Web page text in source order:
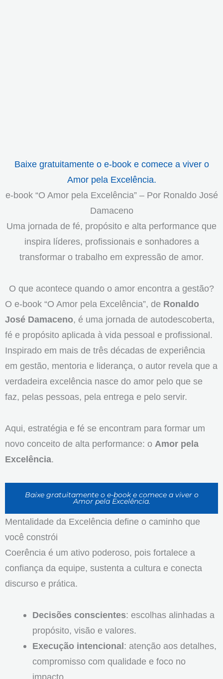
Baixe gratuitamente o e-book e comece a viver o
Amor pela Excelência.
e-book “O Amor pela Excelência” – Por Ronaldo José
Damaceno
Uma jornada de fé, propósito e alta performance que
inspira líderes, profissionais e sonhadores a
transformar o trabalho em expressão de amor.
O que acontece quando o amor encontra a gestão?
O e-book “O Amor pela Excelência”, de Ronaldo
José Damaceno, é uma jornada de autodescoberta,
fé e propósito aplicada à vida pessoal e profissional.
Inspirado em mais de três décadas de experiência
em gestão, mentoria e liderança, o autor revela que a
verdadeira excelência nasce do amor pelo que se
faz, pelas pessoas, pela entrega e pelo servir.
Aqui, estratégia e fé se encontram para formar um
novo conceito de alta performance: o Amor pela
Excelência.
Baixe gratuitamente o e-book e comece a viver o
Amor pela Excelência.
Mentalidade da Excelência define o caminho que
você constrói
Coerência é um ativo poderoso, pois fortalece a
confiança da equipe, sustenta a cultura e conecta
discurso e prática.
Decisões conscientes: escolhas alinhadas a
propósito, visão e valores.
Execução intencional: atenção aos detalhes,
compromisso com qualidade e foco no
impacto.